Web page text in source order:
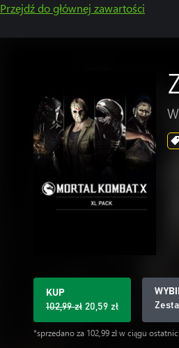
Przejdź do głównej zawartości
KUP
102,99 zł 20,59 zł
*sprzedano za 102,99 zł w ciągu